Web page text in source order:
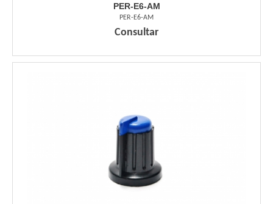
PER-E6-AM
PER-E6-AM
Consultar